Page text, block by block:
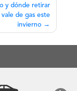
y dónde retirar
de gas este
invierno